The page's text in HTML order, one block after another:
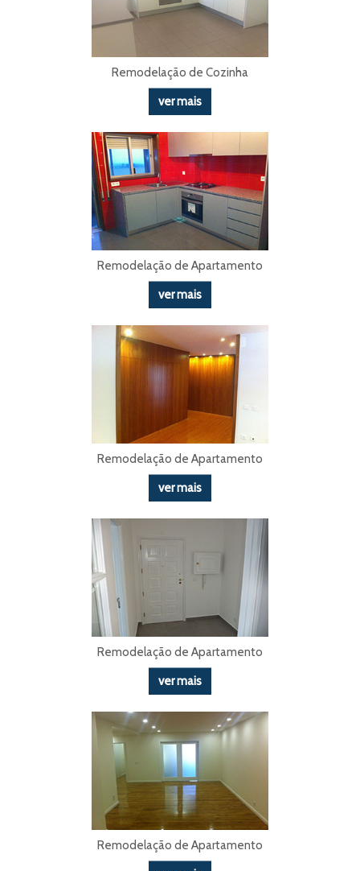
Remodelação de Cozinha
ver mais
Remodelação de Apartamento
ver mais
Remodelação de Apartamento
ver mais
Remodelação de Apartamento
ver mais
Remodelação de Apartamento